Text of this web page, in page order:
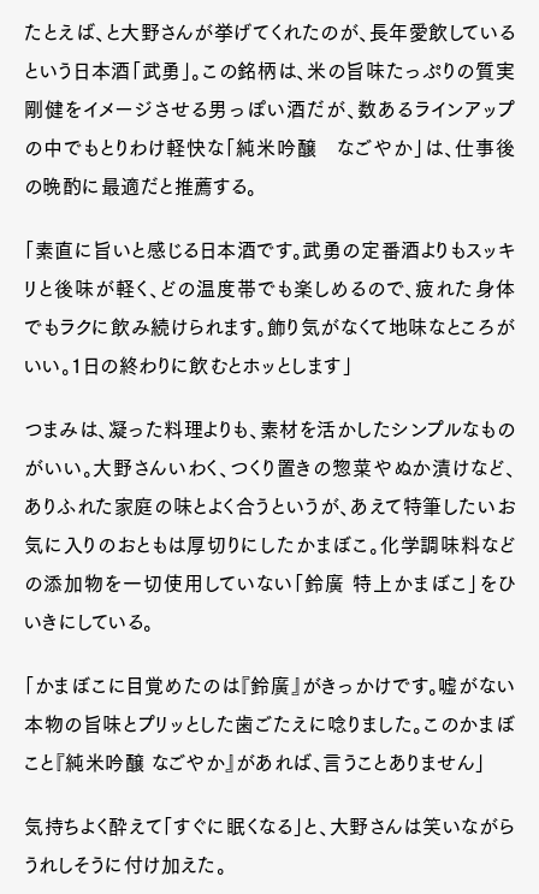
たとえば、と大野さんが挙げてくれたのが、長年愛飲している
という日本酒「武勇」。この銘柄は、米の旨味たっぷりの質実
剛健をイメージさせる男っぽい酒だが、数あるラインアップ
の中でもとりわけ軽快な「純米吟醸 なごやか」は、仕事後
の晩酌に最適だと推薦する。
「素直に旨いと感じる日本酒です。武勇の定番酒よりもスッキ
リと後味が軽く、どの温度帯でも楽しめるので、疲れた身体
でもラクに飲み続けられます。飾り気がなくて地味なところが
いい。1日の終わりに飲むとホッとします」
つまみは、凝った料理よりも、素材を活かしたシンプルなもの
がいい。大野さんいわく、つくり置きの惣菜やぬか漬けなど、
ありふれた家庭の味とよく合うというが、あえて特筆したいお
気に入りのおともは厚切りにしたかまぼこ。化学調味料など
の添加物を一切使用していない「鈴廣 特上かまぼこ」をひ
いきにしている。
「かまぼこに目覚めたのは『鈴廣』がきっかけです。嘘がない
本物の旨味とプリッとした歯ごたえに唸りました。このかまぼ
こと『純米吟醸 なごやか』があれば、言うことありません」
気持ちよく酔えて「すぐに眠くなる」と、大野さんは笑いながら
うれしそうに付け加えた。